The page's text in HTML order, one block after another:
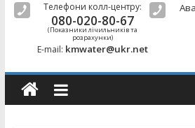
Телефони колл-центру:
080-020-80-67
(Показники лічильників та
розрахунки)
E-mail: kmwater@ukr.net